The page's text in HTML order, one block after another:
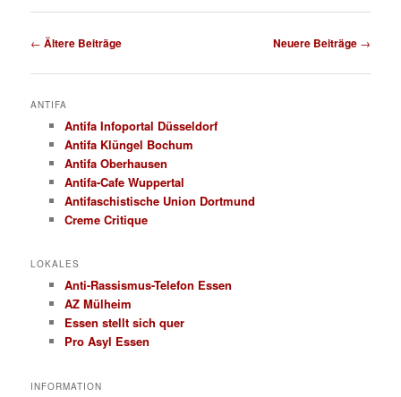
Beitrags-
← Ältere Beiträge Neuere Beiträge →
ANTIFA
Antifa Infoportal Düsseldorf
Antifa Klüngel Bochum
Antifa Oberhausen
Antifa-Cafe Wuppertal
Antifaschistische Union Dortmund
Creme Critique
LOKALES
Anti-Rassismus-Telefon Essen
AZ Mülheim
Essen stellt sich quer
Pro Asyl Essen
INFORMATION